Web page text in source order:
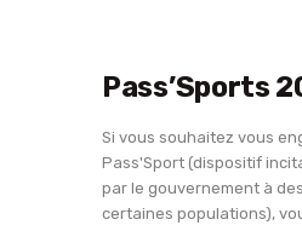
Pass’Sports
Si vous souhaitez vous
Pass'Sport (dispositif
par le gouvernement à
certaines populations),